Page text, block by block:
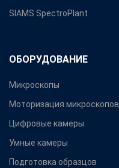
SIAMS SpectroPlant
ОБОРУДОВАНИЕ
Микроскопы
Моторизация микроскопов
Цифровые камеры
Умные камеры
Подготовка образцов